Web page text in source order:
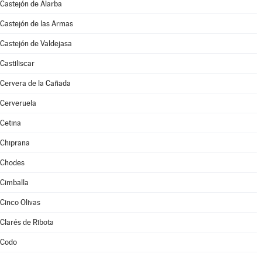
Castejón de Alarba
Castejón de las Armas
Castejón de Valdejasa
Castiliscar
Cervera de la Cañada
Cerveruela
Cetina
Chiprana
Chodes
Cimballa
Cinco Olivas
Clarés de Ribota
Codo